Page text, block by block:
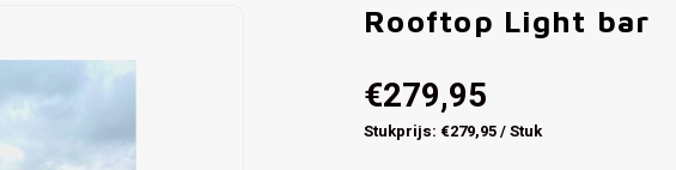
Rooftop Light bar
€279,95
Stukprijs: €279,95 / Stuk